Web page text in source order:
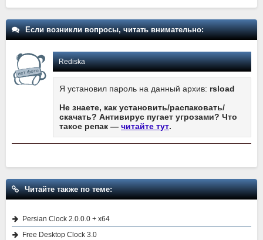
Если возникли вопросы, читать внимательно:
Rediska
Я установил пароль на данный архив: rsload
Не знаете, как установить/распаковать/
скачать? Антивирус пугает угрозами? Что
такое репак — читайте тут.
Читайте также по теме:
Persian Clock 2.0.0.0 + x64
Free Desktop Clock 3.0